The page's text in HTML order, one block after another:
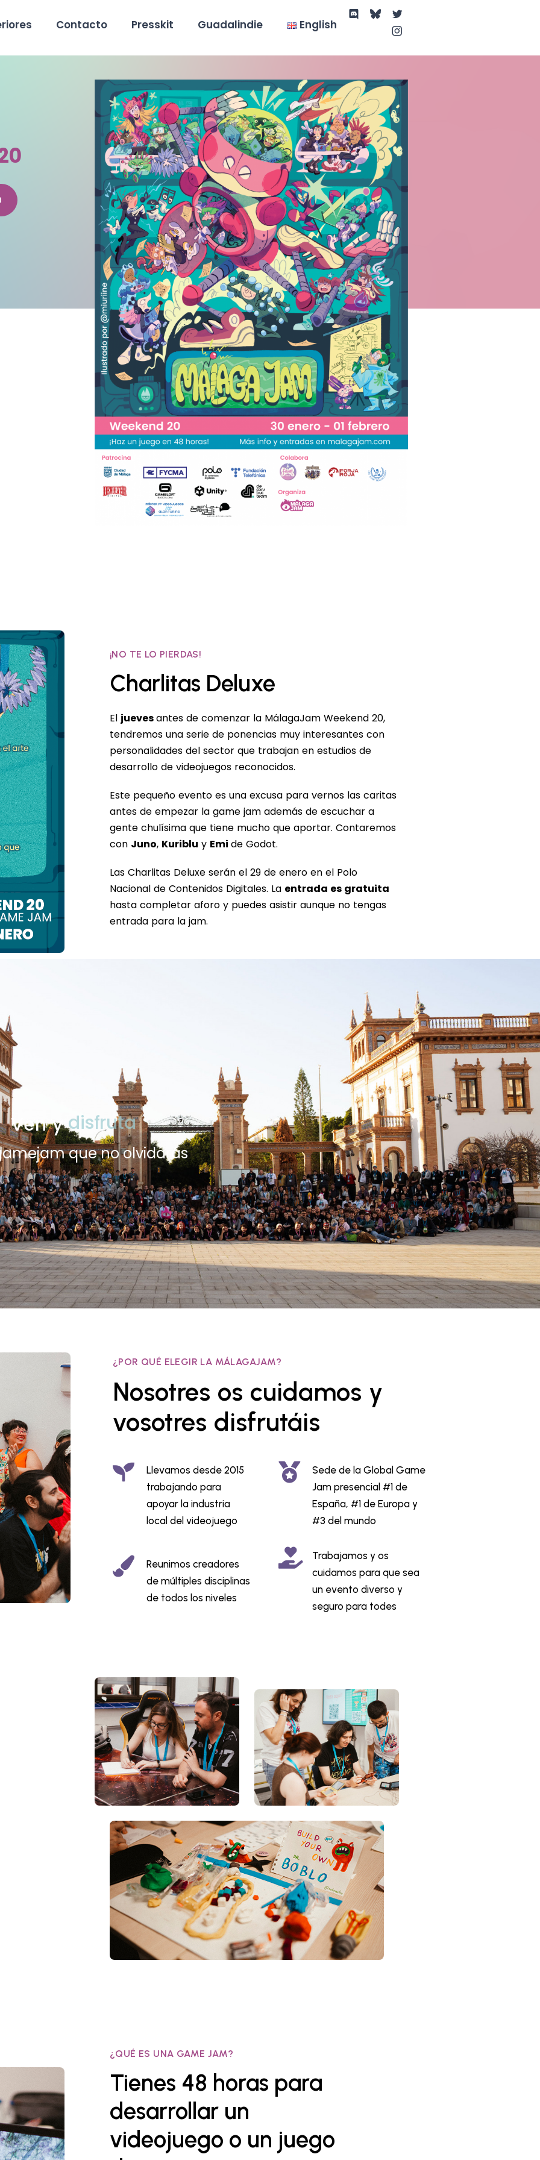
Contacto Presskit Guadalindie English
¡NO TE LO PIERDAS!
Charlitas Deluxe
El juevesantes de comenzar la MálagaJam Weekend 20,
tendremos una serie de ponencias muy interesantes con
personalidades del sector que trabajan en estudios de
desarrollo de videojuegos reconocidos.
Este pequeño evento es una excusa para vernos las caritas
antes de empezar la game jam además de escuchar a
gente chulísima que tiene mucho que aportar. Contaremos
con Juno, Kuriblu y Emi de Godot.
Las Charlitas Deluxe serán el 29 de enero en el Polo
Nacional de Contenidos Digitales. La entrada es gratuita
hasta completar aforo y puedes asistir aunque no tengas
entrada para la jam.
Ven ydisfruta
que no olvidarás
¿POR QUÉ ELEGIR LA MÁLAGAJAM?
Nosotres os cuidamos y
vosotres disfrutáis
Llevamos desde 2015
trabajando para
apoyar la industria
local del videojuego
Sede de la Global Game
Jam presencial #1 de
España, #1 de Europa y
#3 del mundo
Reunimos creadores
de múltiples disciplinas
de todos los niveles
Trabajamos y os
cuidamos para que sea
un evento diverso y
seguro para todes
¿QUÉ ES UNA GAME JAM?​
Tienes 48 horas para
desarrollar un
videojuego o un juego